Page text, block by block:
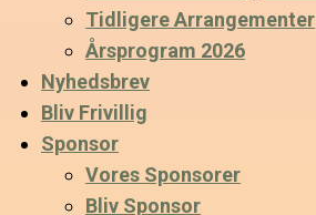
Tidligere Arrangementer
Årsprogram 2026
Nyhedsbrev
Bliv Frivillig
Sponsor
Vores Sponsorer
Bliv Sponsor